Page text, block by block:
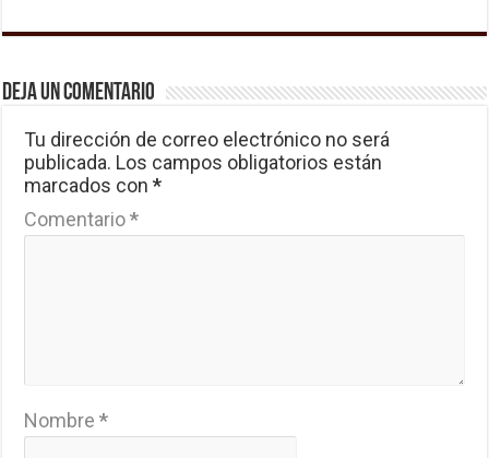
Deja un comentario
Tu dirección de correo electrónico no será
publicada. Los campos obligatorios están
marcados con*
Comentario*
Nombre*